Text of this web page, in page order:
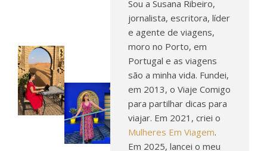
Sou a Susana Ribeiro,
jornalista, escritora, líder
e agente de viagens,
moro no Porto, em
Portugal e as viagens
são a minha vida. Fundei,
em 2013, o Viaje Comigo
para partilhar dicas para
viajar. Em 2021, criei o
Mulheres Em Viagem.
Em 2025, lancei o meu